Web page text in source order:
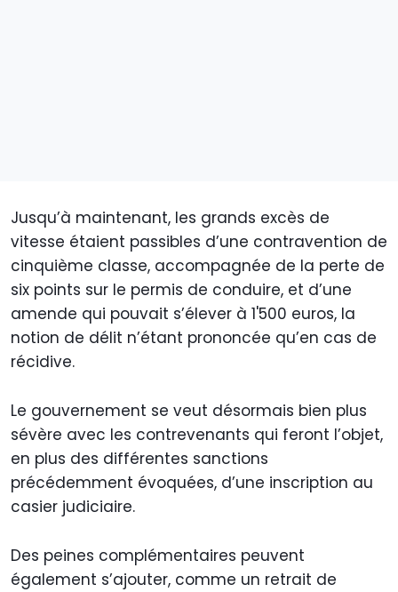
Jusqu’à maintenant, les grands excès de
vitesse étaient passibles d’une contravention de
cinquième classe, accompagnée de la perte de
six points sur le permis de conduire, et d’une
amende qui pouvait s’élever à 1'500 euros, la
notion de délit n’étant prononcée qu’en cas de
récidive.
Le gouvernement se veut désormais bien plus
sévère avec les contrevenants qui feront l’objet,
en plus des différentes sanctions
précédemment évoquées, d’une inscription au
casier judiciaire.
Des peines complémentaires peuvent
également s’ajouter, comme un retrait de